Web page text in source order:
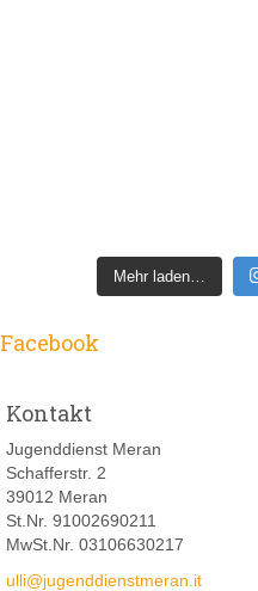
Mehr laden…
Facebook
Kontakt
Jugenddienst Meran
Schafferstr. 2
39012 Meran
St.Nr. 91002690211
MwSt.Nr. 03106630217
ulli@jugenddienstmeran.it